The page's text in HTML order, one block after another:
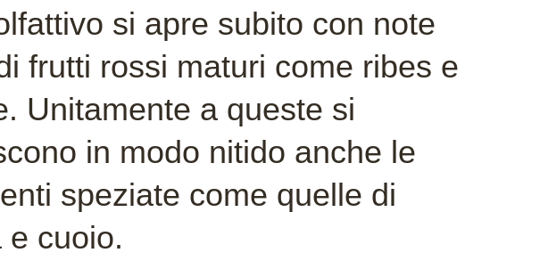
si apre subito con note
frutti rossi maturi come ribes e
Unitamente a queste si
in modo nitido anche le
speziate come quelle di
e cuoio.